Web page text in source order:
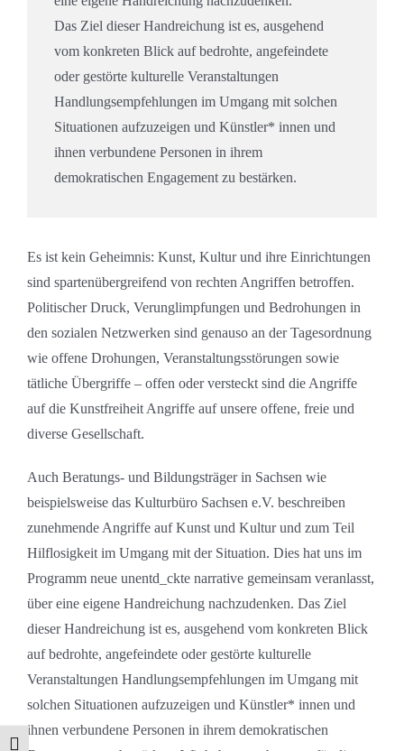
Umschalten auf hohe Kontraste
Das Ziel dieser Handreichung ist es, ausgehend
vom konkreten Blick auf bedrohte, angefeindete
oder gestörte kulturelle Veranstaltungen
Handlungsempfehlungen im Umgang mit solchen
Situationen aufzuzeigen und Künstler* innen und
ihnen verbundene Personen in ihrem
demokratischen Engagement zu bestärken.
Es ist kein Geheimnis: Kunst, Kultur und ihre Einrichtungen
sind spartenübergreifend von rechten Angriffen betroffen.
Politischer Druck, Verunglimpfungen und Bedrohungen in
den sozialen Netzwerken sind genauso an der Tagesordnung
wie offene Drohungen, Veranstaltungsstörungen sowie
tätliche Übergriffe – offen oder versteckt sind die Angriffe
auf die Kunstfreiheit Angriffe auf unsere offene, freie und
diverse Gesellschaft.
Auch Beratungs- und Bildungsträger in Sachsen wie
beispielsweise das Kulturbüro Sachsen e.V. beschreiben
zunehmende Angriffe auf Kunst und Kultur und zum Teil
Hilflosigkeit im Umgang mit der Situation. Dies hat uns im
Programm neue unentd_ckte narrative gemeinsam veranlasst,
über eine eigene Handreichung nachzudenken. Das Ziel
dieser Handreichung ist es, ausgehend vom konkreten Blick
auf bedrohte, angefeindete oder gestörte kulturelle
Veranstaltungen Handlungsempfehlungen im Umgang mit
solchen Situationen aufzuzeigen und Künstler* innen und
ihnen verbundene Personen in ihrem demokratischen